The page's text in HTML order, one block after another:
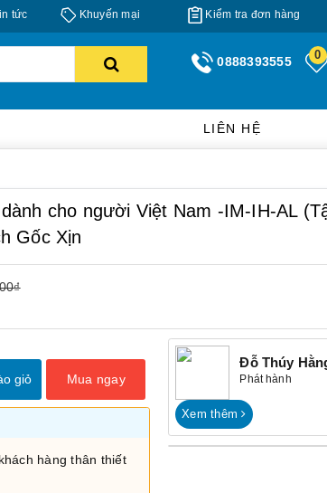
Kiểm tra đơn hàng
Khuyến mại
tức
0
0888393555
LIÊN HỆ
cho người Việt Nam -IM-IH-AL
Gốc Xịn
giỏ Mua ngay
hàng thân thiết
Đỗ Thúy
Phát hành
Xem thêm